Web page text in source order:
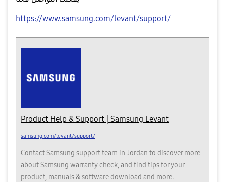
https://www.samsung.com/levant/support/
Product Help & Support | Samsung Levant
samsung.com/levant/support/
Contact Samsung support team in Jordan to discover more
about Samsung warranty check, and find tips for your
product, manuals & software download and more.